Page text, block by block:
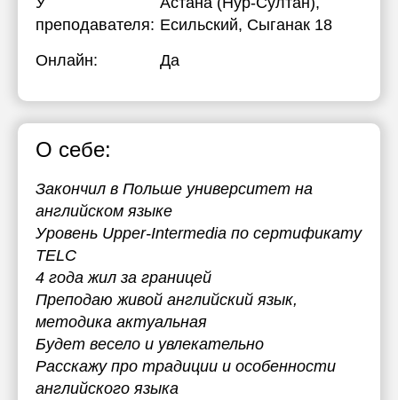
преподавателя: Есильский, Сыганак 18
Онлайн:
Да
О себе:
Закончил в Польше университет на
английском языке
Уровень Upper-Intermedia по сертификату
TELC
4 года жил за границей
Преподаю живой английский язык,
методика актуальная
Будет весело и увлекательно
Расскажу про традиции и особенности
английского языка